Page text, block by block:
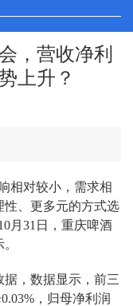
，营收净利
上升？
相对较小，需求相
性、更多元的方式选
月31日，重庆啤酒
据，数据显示，前三
，归母净利润